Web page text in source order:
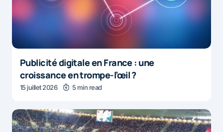
Publicité digitale en France : une
croissance en trompe-l’œil ?
15 juillet 2026 5 min read